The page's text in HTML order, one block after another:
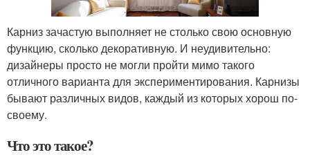
Карниз зачастую выполняет не столько свою основную
функцию, сколько декоративную. И неудивительно:
дизайнеры просто не могли пройти мимо такого
отличного варианта для экспериментирования. Карнизы
бывают различных видов, каждый из которых хорош по-
своему.
Что это такое?